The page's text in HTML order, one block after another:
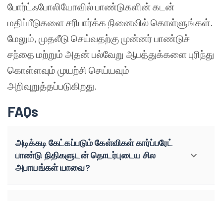
போர்ட்ஃபோலியோவில் பாண்டுகளின் கடன்
மதிப்பீடுகளை சரிபார்க்க நினைவில் கொள்ளுங்கள்.
மேலும், முதலீடு செய்வதற்கு முன்னர் பாண்டுச்
சந்தை மற்றும் அதன் பல்வேறு ஆபத்துக்களை புரிந்து
கொள்ளவும் முயற்சி செய்யவும்
அறிவுறுத்தப்படுகிறது.
FAQs
அடிக்கடி கேட்கப்படும் கேள்விகள் கார்ப்பரேட்
பாண்டு நிதிகளுடன் தொடர்புடைய சில
அபாயங்கள் யாவை?